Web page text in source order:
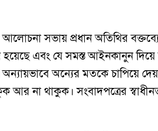
সভায় প্রধান অতিথির
হয়েছে এবং যে সমস্ত আইনকানুন
অন্যের মতকে চাপিয়ে
আর না থাকুক। সংবাদপত্রের